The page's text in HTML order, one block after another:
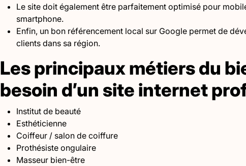
Le site doit également être parfaitement optimisé pour
smartphone.
Enfin, un bon référencement local sur Google permet de
clients dans sa région.
Les principaux métiers du
besoin d’un site internet
Institut de beauté
Esthéticienne
Coiffeur / salon de coiffure
Prothésiste ongulaire
Masseur bien-être